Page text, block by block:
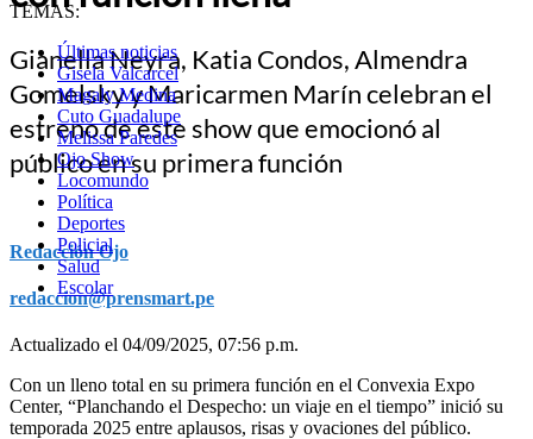
TEMAS:
Últimas noticias
Gisela Valcarcel
Magaly Medina
Cuto Guadalupe
Melissa Paredes
Ojo Show
Locomundo
Política
Deportes
Policial
Salud
Escolar
Gianella Neyra, Katia Condos, Almendra
Gomelsky y Maricarmen Marín celebran el
estreno de este show que emocionó al
público en su primera función
Redacción Ojo
redaccion@prensmart.pe
Actualizado el 04/09/2025, 07:56 p.m.
Con un lleno total en su primera función en el Convexia Expo
Center, “Planchando el Despecho: un viaje en el tiempo” inició su
temporada 2025 entre aplausos, risas y ovaciones del público.